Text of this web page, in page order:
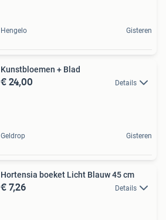
Hengelo Gisteren
Kunstbloemen + Blad
€ 24,00 Details
Geldrop Gisteren
Hortensia boeket Licht Blauw 45 cm
€ 7,26 Details